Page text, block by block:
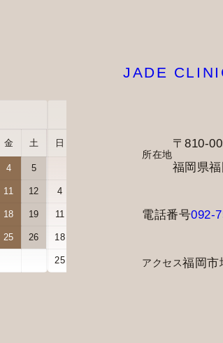
金 土
4 5
11 12
18 19
25 26
日 金 土
2 3
4
11 15 16 17
18
25 29 30 31
JADE
所在地
〒810-
福岡県
電話番号092-
アクセス福岡市